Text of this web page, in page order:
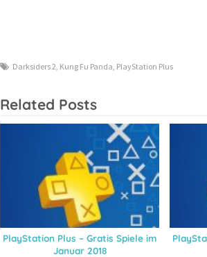
Darksiders 2, Kung Fu Panda, PlayStation Plus
Related Posts
PlayStation Plus – Gratis Spiele im
Januar 2018